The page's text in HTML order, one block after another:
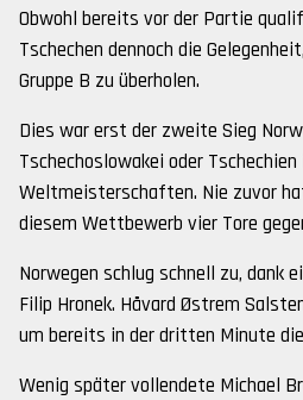
Obwohl bereits vor der Partie
Tschechen dennoch die
Gruppe B zu überholen.
Dies war erst der zweite Sieg
Tschechoslowakei oder
Weltmeisterschaften. Nie zuvor
diesem Wettbewerb vier Tore
Norwegen schlug schnell zu, dank
Filip Hronek. Håvard Østrem
um bereits in der dritten Minute
Wenig später vollendete Michael